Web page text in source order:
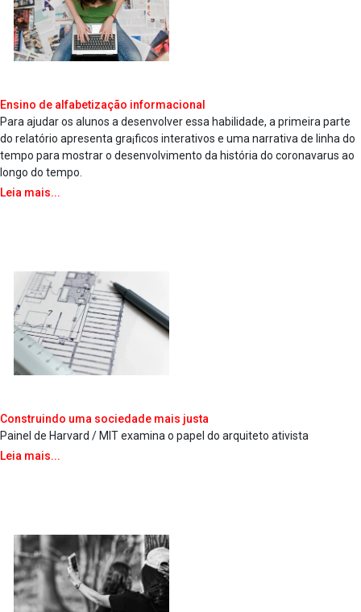
Ensino de alfabetização informacional
Para ajudar os alunos a desenvolver essa habilidade, a primeira parte
do relatório apresenta gra¡ficos interativos e uma narrativa de linha do
tempo para mostrar o desenvolvimento da história do coronava­rus ao
longo do tempo.
Leia mais...
Construindo uma sociedade mais justa
Painel de Harvard / MIT examina o papel do arquiteto ativista
Leia mais...